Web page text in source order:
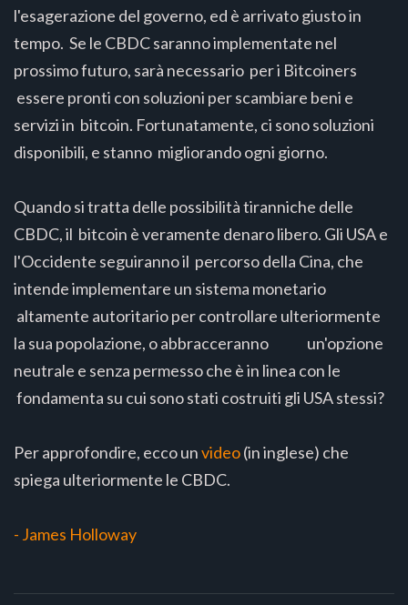
l'esagerazione del governo, ed è arrivato giusto in
tempo. Se le CBDC saranno implementate nel
prossimo futuro, sarà necessario per i Bitcoiners
essere pronti con soluzioni per scambiare beni e
servizi in bitcoin. Fortunatamente, ci sono soluzioni
disponibili, e stanno migliorando ogni giorno.
Quando si tratta delle possibilità tiranniche delle
CBDC, il bitcoin è veramente denaro libero. Gli USA e
l'Occidente seguiranno il percorso della Cina, che
intende implementare un sistema monetario
altamente autoritario per controllare ulteriormente
la sua popolazione, o abbracceranno un'opzione
neutrale e senza permesso che è in linea con le
fondamenta su cui sono stati costruiti gli USA stessi?
Per approfondire, ecco unvideo(in inglese) che
spiega ulteriormente le CBDC.
- James Holloway